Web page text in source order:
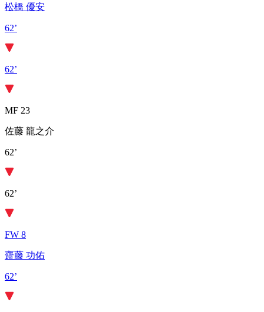
松橋 優安
62’
62’
MF 23
佐藤 龍之介
62’
62’
FW 8
齋藤 功佑
62’